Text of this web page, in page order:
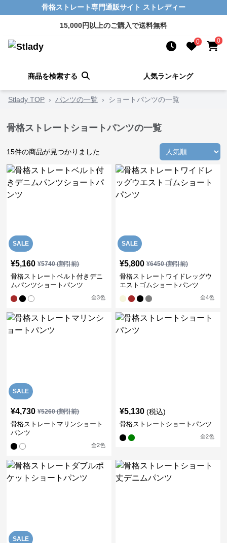
骨格ストレート専門通販サイト ストレディー
15,000円以上のご購入で送料無料
0 0
商品を検索する 人気ランキング
Stlady TOP › パンツの一覧 › ショートパンツの一覧
骨格ストレートショートパンツの一覧
15件の商品が見つかりました
SALE
¥5,160 ¥5740(割引前)
骨格ストレートベルト付きデニ
ムパンツショートパンツ
全3色
SALE
¥5,800 ¥6450(割引前)
骨格ストレートワイドレッグウ
エストゴムショートパンツ
全4色
SALE
¥4,730 ¥5260(割引前)
骨格ストレートマリンショート
パンツ
全2色
¥5,130 (税込)
骨格ストレートショートパンツ
全2色
SALE